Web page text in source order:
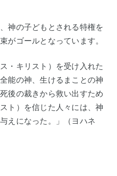
神の子どもとされる特権を
がゴールとなっています。
・キリスト）を受け入れた
能の神、生けるまことの神
後の裁きから救い出すため
ト）を信じた人々には、神
えになった。」（ヨハネ